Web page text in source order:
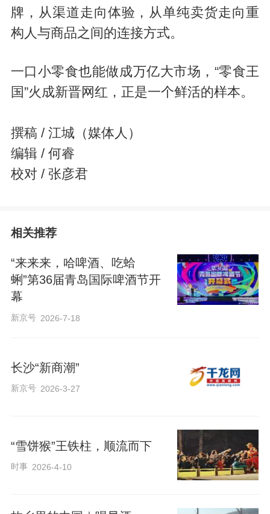
牌，从渠道走向体验，从单纯卖货走向重
构人与商品之间的连接方式。
一口小零食也能做成万亿大市场，“零食王
国”火成新晋网红，正是一个鲜活的样本。
撰稿 / 江城（媒体人）
编辑 / 何睿
校对 / 张彦君
相关推荐
“来来来，哈啤酒、吃蛤
蜊”第36届青岛国际啤酒节开
幕
新京号 2026-7-18
长沙“新商潮”
新京号 2026-3-27
“雪饼猴”王铁柱，顺流而下
时事 2026-4-10